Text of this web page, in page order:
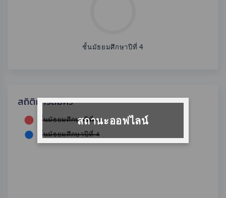
ชั้นมัธยมศึกษาปีที่ 4
สถิติการสมัคร
สถานะออฟไลน์